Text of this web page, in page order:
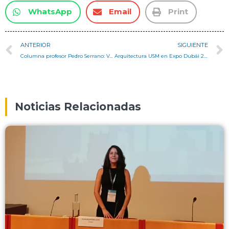
WhatsApp Email Print
ANTERIOR
Columna profesor Pedro Serrano: Valparaíso y la batalla del fin del mundo
SIGUIENTE
Noticias Relacionadas